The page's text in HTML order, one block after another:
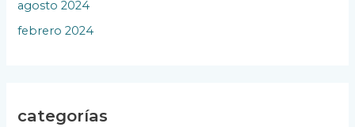
agosto 2024
febrero 2024
categorías